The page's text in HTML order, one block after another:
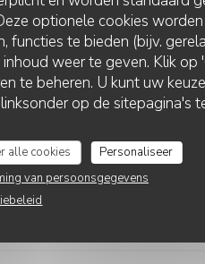
optionele cookies
functies te bieden (bijv.
weer te geven. Klik op
te beheren. U kunt uw
op de sitepagina's
alle cookies
Personaliseer
van persoonsgegevens
:5/5 Keuken: 5/5 Kwaliteit / Prijs:
attentionné et réactif !! On